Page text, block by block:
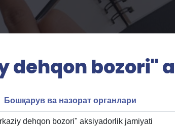
dehqon bozori"
Бошқарув ва назорат органлари
dehqon bozori" aksiyadorlik jamiyati